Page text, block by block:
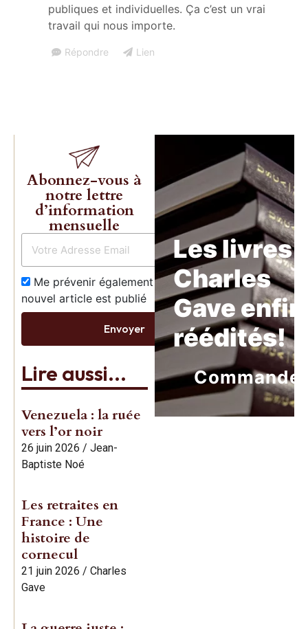
publiques et individuelles. Ça c’est un vrai
travail qui nous importe.
Répondre Lien
Abonnez-vous à
notre lettre
d’information
mensuelle
Me prévenir également dès qu’un
nouvel article est publié
Envoyer
Lire aussi...
Venezuela : la ruée
vers l’or noir
26 juin 2026 / Jean-
Baptiste Noé
Les retraites en
France : Une
histoire de
cornecul
21 juin 2026 / Charles
Gave
Les livres
Charles
Gave enfin
réédités!